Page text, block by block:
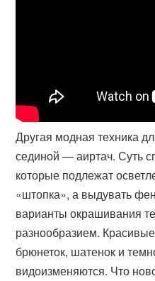
Другая модная техника
сединой — аиртач. Суть
которые подлежат
«штопка», а выдувать
варианты окрашивания
разнообразием.
брюнеток, шатенок и
видоизменяются. Что